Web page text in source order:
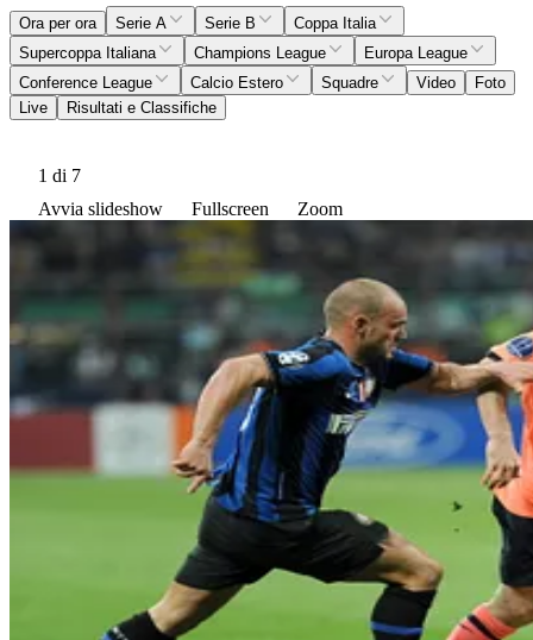
Ora per ora Serie A Serie B
Coppa Italia
Supercoppa Italiana
Champions League
Europa League
Conference League
Calcio Estero Squadre Video
Foto
Live
Risultati e Classifiche
1 di 7
Avvia slideshow
Fullscreen Zoom